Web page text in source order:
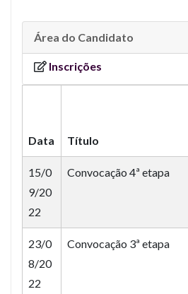
Área do Candidato
Inscrições
Data Título
15/0
9/20
22
Convocação 4ª etapa
23/0
8/20
22
Convocação 3ª etapa